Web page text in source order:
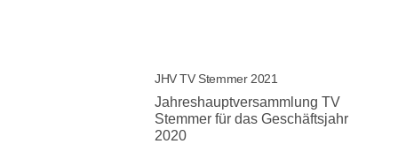
JHV TV Stemmer 2021
Jahreshauptversammlung TV
Stemmer für das Geschäftsjahr
2020